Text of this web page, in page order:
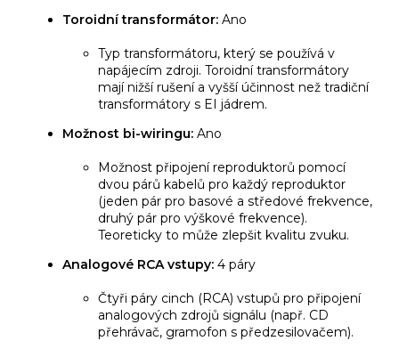
Toroidní transformátor: Ano
Typ transformátoru, který se používá v
napájecím zdroji. Toroidní transformátory
mají nižší rušení a vyšší účinnost než tradiční
transformátory s EI jádrem.
Možnost bi-wiringu: Ano
Možnost připojení reproduktorů pomocí
dvou párů kabelů pro každý reproduktor
(jeden pár pro basové a středové frekvence,
druhý pár pro výškové frekvence).
Teoreticky to může zlepšit kvalitu zvuku.
Analogové RCA vstupy: 4 páry
Čtyři páry cinch (RCA) vstupů pro připojení
analogových zdrojů signálu (např. CD
přehrávač, gramofon s předzesilovačem).